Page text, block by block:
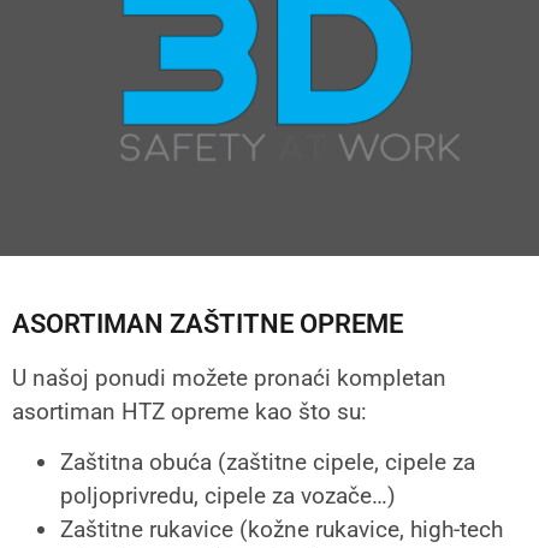
ASORTIMAN ZAŠTITNE OPREME
U našoj ponudi možete pronaći kompletan
asortiman HTZ opreme kao što su:
Zaštitna obuća (zaštitne cipele, cipele za
poljoprivredu, cipele za vozače…)
Zaštitne rukavice (kožne rukavice, high-tech